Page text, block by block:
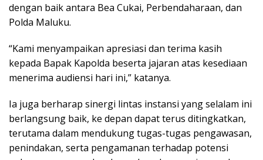
dengan baik antara Bea Cukai, Perbendaharaan, dan
Polda Maluku.
“Kami menyampaikan apresiasi dan terima kasih
kepada Bapak Kapolda beserta jajaran atas kesediaan
menerima audiensi hari ini,” katanya.
Ia juga berharap sinergi lintas instansi yang selalam ini
berlangsung baik, ke depan dapat terus ditingkatkan,
terutama dalam mendukung tugas-tugas pengawasan,
penindakan, serta pengamanan terhadap potensi